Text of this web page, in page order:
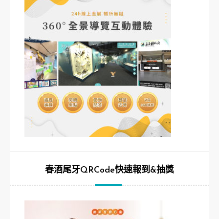
春酒尾牙QRCode快速報到&抽獎